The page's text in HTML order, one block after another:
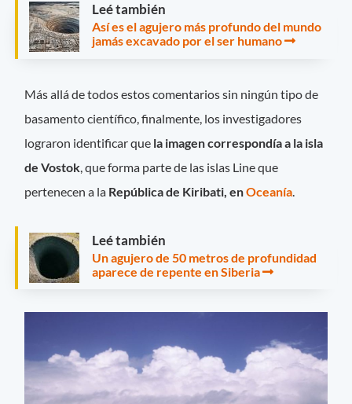
Leé también
Así es el agujero más profundo del mundo
jamás excavado por el ser humano
Más allá de todos estos comentarios sin ningún tipo de
basamento científico, finalmente, los investigadores
lograron identificar que la imagen correspondía a la isla
de Vostok , que forma parte de las islas Line que
pertenecen a la República de Kiribati, enOceanía
Leé también
Un agujero de 50 metros de profundidad
aparece de repente en Siberia